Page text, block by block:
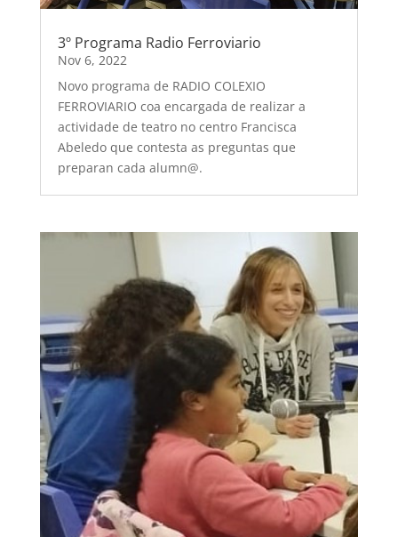
3º Programa Radio Ferroviario
Nov 6, 2022
Novo programa de RADIO COLEXIO
FERROVIARIO coa encargada de realizar a
actividade de teatro no centro Francisca
Abeledo que contesta as preguntas que
preparan cada alumn@.